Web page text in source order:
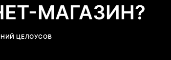
МАГАЗИН?
ЦЕЛОУСОВ